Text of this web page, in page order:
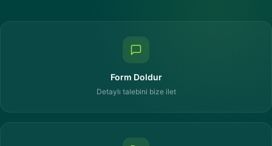
Form Doldur
Detaylı talebini bize ilet